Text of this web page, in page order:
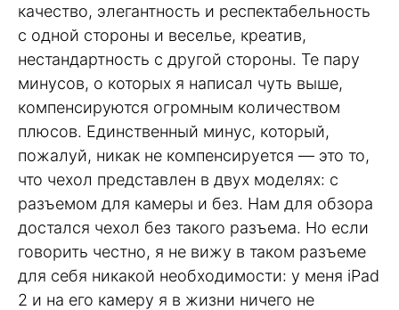
качество, элегантность и респектабельность
с одной стороны и веселье, креатив,
нестандартность с другой стороны. Те пару
минусов, о которых я написал чуть выше,
компенсируются огромным количеством
плюсов. Единственный минус, который,
пожалуй, никак не компенсируется — это то,
что чехол представлен в двух моделях: с
разъемом для камеры и без. Нам для обзора
достался чехол без такого разъема. Но если
говорить честно, я не вижу в таком разъеме
для себя никакой необходимости: у меня iPad
2 и на его камеру я в жизни ничего не